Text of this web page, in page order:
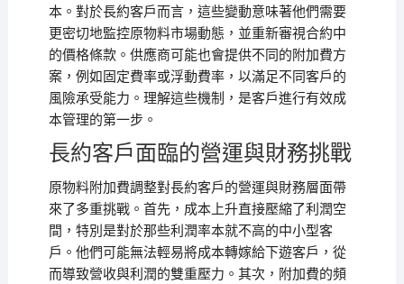
本。對於長約客戶而言，這些變動意味著他們需要
更密切地監控原物料市場動態，並重新審視合約中
的價格條款。供應商可能也會提供不同的附加費方
案，例如固定費率或浮動費率，以滿足不同客戶的
風險承受能力。理解這些機制，是客戶進行有效成
本管理的第一步。
長約客戶面臨的營運與財務挑戰
原物料附加費調整對長約客戶的營運與財務層面帶
來了多重挑戰。首先，成本上升直接壓縮了利潤空
間，特別是對於那些利潤率本就不高的中小型客
戶。他們可能無法輕易將成本轉嫁給下遊客戶，從
而導致營收與利潤的雙重壓力。其次，附加費的頻